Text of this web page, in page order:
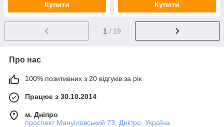
Купити Купити
1 / 19
Про нас
100% позитивних з 20 відгуків за рік
Працює з 30.10.2014
м. Дніпро
проспект Мануіловський 73, Дніпро, Україна